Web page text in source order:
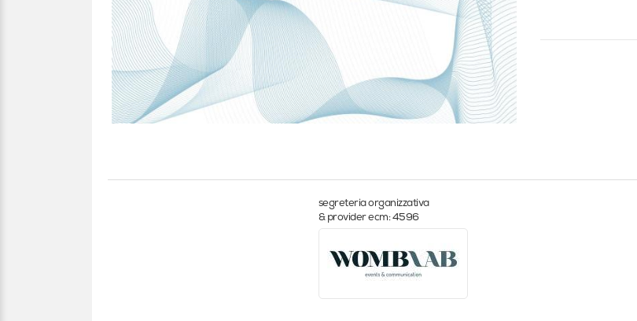
segreteria organizzativa
& provider ecm: 4596